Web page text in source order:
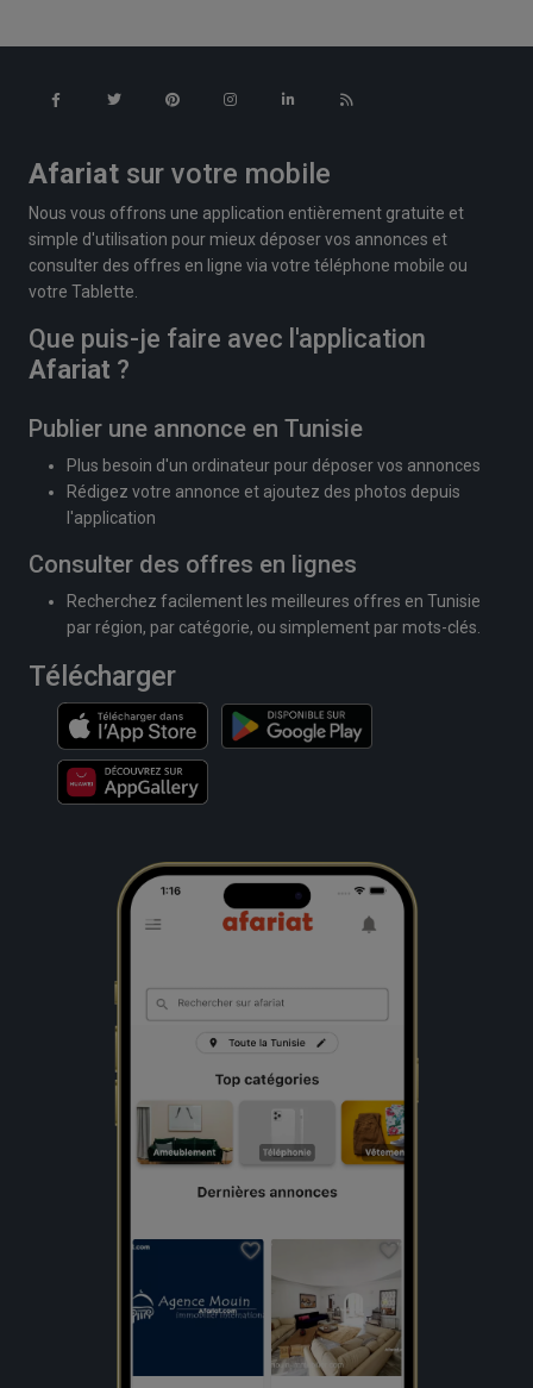
Afariat sur votre mobile
Nous vous offrons une application entièrement gratuite et
simple d'utilisation pour mieux déposer vos annonces et
consulter des offres en ligne via votre téléphone mobile ou
votre Tablette.
Que puis-je faire avec l'application
Afariat ?
Publier une annonce en Tunisie
Plus besoin d'un ordinateur pour déposer vos annonces
Rédigez votre annonce et ajoutez des photos depuis
l'application
Consulter des offres en lignes
Recherchez facilement les meilleures offres en Tunisie
par région, par catégorie, ou simplement par mots-clés.
Télécharger